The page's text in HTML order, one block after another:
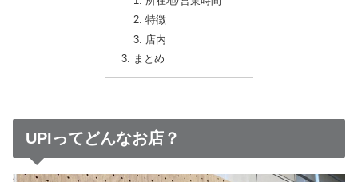
特徴
店内
まとめ
UPIってどんなお店？